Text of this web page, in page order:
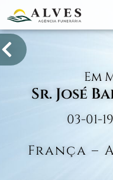
Em
Sr. José
03-01-
França –